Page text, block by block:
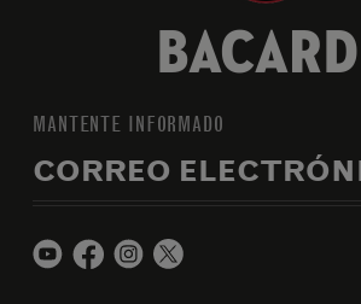
MANTENTE INFORMADO
CORREO